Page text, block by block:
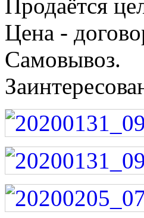
Продаётся
Цена -
Самовывоз.